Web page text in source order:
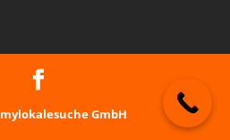
mylokalesuche GmbH